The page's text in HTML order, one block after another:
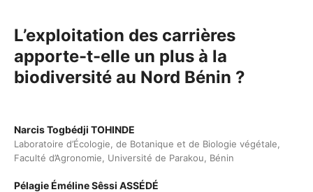
L’exploitation des carrières
apporte-t-elle un plus à la
biodiversité au Nord Bénin ?
Narcis Togbédji TOHINDE
Laboratoire d’Écologie, de Botanique et de Biologie végétale,
Faculté d’Agronomie, Université de Parakou, Bénin
Pélagie Éméline Sêssi ASSÉDÉ